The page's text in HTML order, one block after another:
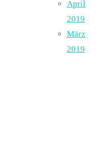
April
2019
März
2019